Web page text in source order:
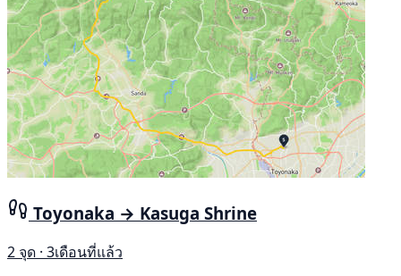
Toyonaka → Kasuga Shrine
2 จุด · 3เดือนที่แล้ว